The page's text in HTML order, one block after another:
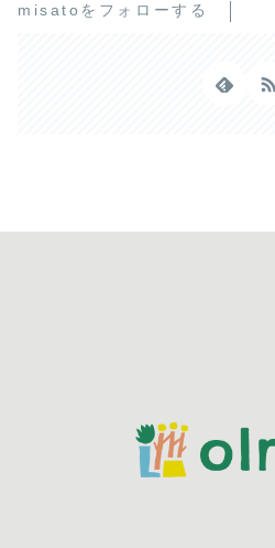
misatoをフォローする